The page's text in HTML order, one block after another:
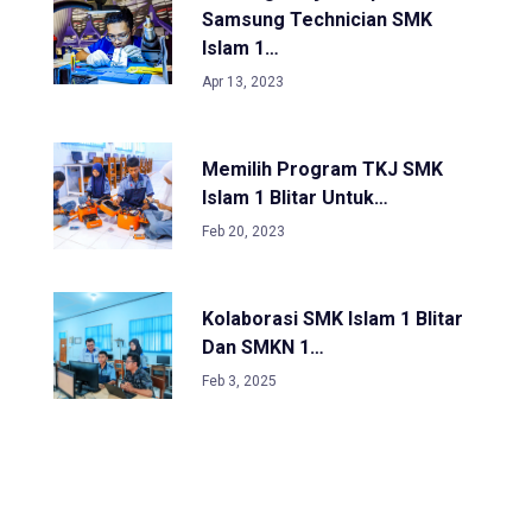
Samsung Technician SMK
Islam 1…
Apr 13, 2023
Memilih Program TKJ SMK
Islam 1 Blitar Untuk…
Feb 20, 2023
Kolaborasi SMK Islam 1 Blitar
Dan SMKN 1…
Feb 3, 2025